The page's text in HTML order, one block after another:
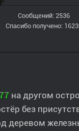
Сообщений: 2536
Спасибо получено:
на другом
без
деревом